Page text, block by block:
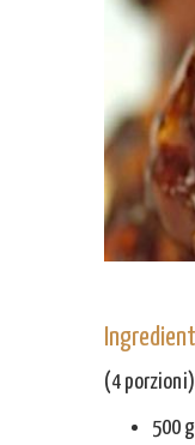
(4 porzioni)
500